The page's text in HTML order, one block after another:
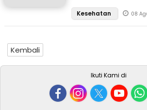
Kesehatan 08
Kembali
Ikuti Kami di